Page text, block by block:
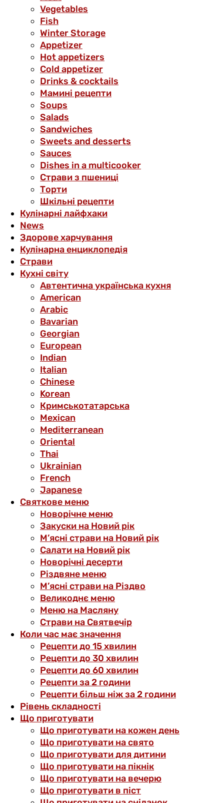
Vegetables
Fish
Winter Storage
Аppetizer
Hot appetizers
Cold appetizer
Drinks & cocktails
Мамині рецепти
Soups
Salads
Sandwiches
Sweets and desserts
Sauces
Dishes in a multicooker
Страви з пшениці
Торти
Шкільні рецепти
Кулінарні лайфхаки
News
Здорове харчування
Кулінарна енциклопедія
Страви
Кухні світу
Автентична українська кухня
American
Arabic
Bavarian
Georgian
European
Indian
Italian
Chinese
Korean
Кримськотатарська
Mexican
Mediterranean
Oriental
Thai
Ukrainian
French
Japanese
Святкове меню
Новорічне меню
Закуски на Новий рік
М’ясні страви на Новий рік
Салати на Новий рік
Новорічні десерти
Різдвяне меню
М’ясні страви на Різдво
Великоднє меню
Меню на Масляну
Страви на Святвечір
Коли час має значення
Рецепти до 15 хвилин
Рецепти до 30 хвилин
Рецепти до 60 хвилин
Рецепти за 2 години
Рецепти більш ніж за 2 години
Рівень складності
Що приготувати
Що приготувати на кожен день
Що приготувати на свято
Що приготувати для дитини
Що приготувати на пікнік
Що приготувати на вечерю
Що приготувати в піст